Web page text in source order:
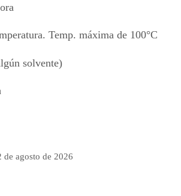
Temp. máxima de 100°C
solvente)
de agosto de 2026